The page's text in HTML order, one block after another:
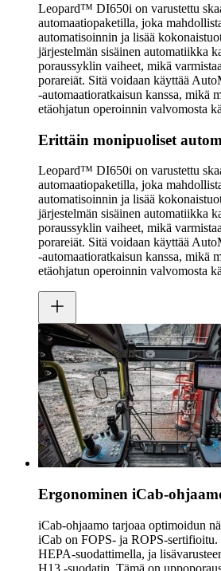
Leopard™ DI650i on varustettu
automaatiopaketilla, joka
automatisoinnin ja lisää
järjestelmän sisäinen automatiikka
poraussyklin vaiheet, mikä
porareiät. Sitä voidaan käyttää
‑automaatioratkaisun kanssa, mikä
etäohjatun operoinnin valvomosta
Erittäin monipuoliset
Leopard™ DI650i on varustettu
automaatiopaketilla, joka
automatisoinnin ja lisää
järjestelmän sisäinen automatiikka
poraussyklin vaiheet, mikä
porareiät. Sitä voidaan käyttää
‑automaatioratkaisun kanssa, mikä
etäohjatun operoinnin valvomosta
Ergonominen iCab-
iCab-ohjaamo tarjoaa optimoidun
iCab on FOPS- ja ROPS-
HEPA-suodattimella, ja
H13 -suodatin. Tämä on